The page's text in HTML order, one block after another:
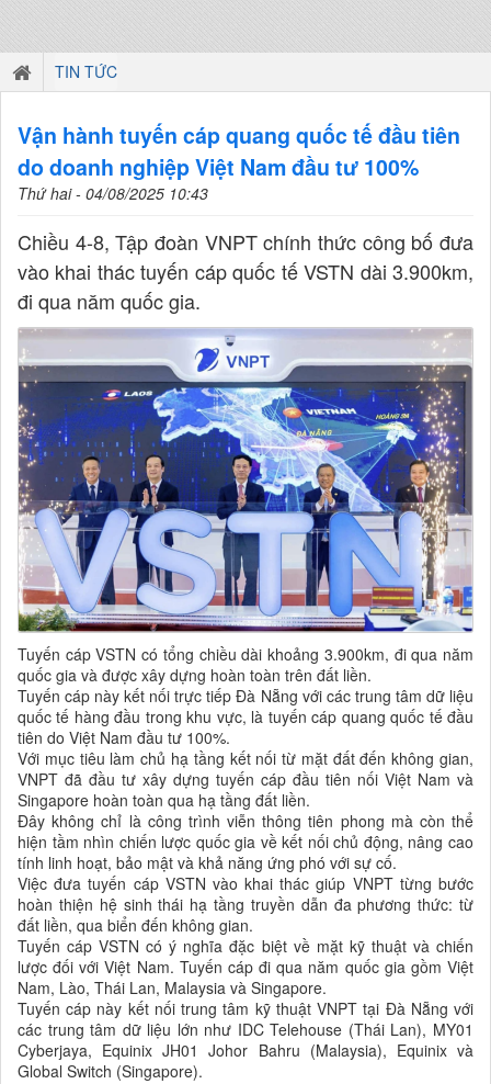
TIN TỨC
Vận hành tuyến cáp quang quốc tế đầu tiên
do doanh nghiệp Việt Nam đầu tư 100%
Thứ hai - 04/08/2025 10:43
Chiều 4-8, Tập đoàn VNPT chính thức công bố đưa
vào khai thác tuyến cáp quốc tế VSTN dài 3.900km,
đi qua năm quốc gia.
Tuyến cáp VSTN có tổng chiều dài khoảng 3.900km, đi qua năm
quốc gia và được xây dựng hoàn toàn trên đất liền.
Tuyến cáp này kết nối trực tiếp Đà Nẵng với các trung tâm dữ liệu
quốc tế hàng đầu trong khu vực, là tuyến cáp quang quốc tế đầu
tiên do Việt Nam đầu tư 100%.
Với mục tiêu làm chủ hạ tầng kết nối từ mặt đất đến không gian,
VNPT đã đầu tư xây dựng tuyến cáp đầu tiên nối Việt Nam và
Singapore hoàn toàn qua hạ tầng đất liền.
Đây không chỉ là công trình viễn thông tiên phong mà còn thể
hiện tầm nhìn chiến lược quốc gia về kết nối chủ động, nâng cao
tính linh hoạt, bảo mật và khả năng ứng phó với sự cố.
Việc đưa tuyến cáp VSTN vào khai thác giúp VNPT từng bước
hoàn thiện hệ sinh thái hạ tầng truyền dẫn đa phương thức: từ
đất liền, qua biển đến không gian.
Tuyến cáp VSTN có ý nghĩa đặc biệt về mặt kỹ thuật và chiến
lược đối với Việt Nam. Tuyến cáp đi qua năm quốc gia gồm Việt
Nam, Lào, Thái Lan, Malaysia và Singapore.
Tuyến cáp này kết nối trung tâm kỹ thuật VNPT tại Đà Nẵng với
các trung tâm dữ liệu lớn như IDC Telehouse (Thái Lan), MY01
Cyberjaya, Equinix JH01 Johor Bahru (Malaysia), Equinix và
Global Switch (Singapore).